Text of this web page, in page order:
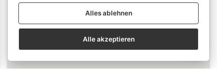
ich eine Schnupperlehre als
Tierpfleger/in EFZ?»
Gespräch nicht als einzige Quelle. Es
werden keine personenbezogenen Daten
erhoben oder gespeichert.
Alles ablehnen
Alle akzeptieren